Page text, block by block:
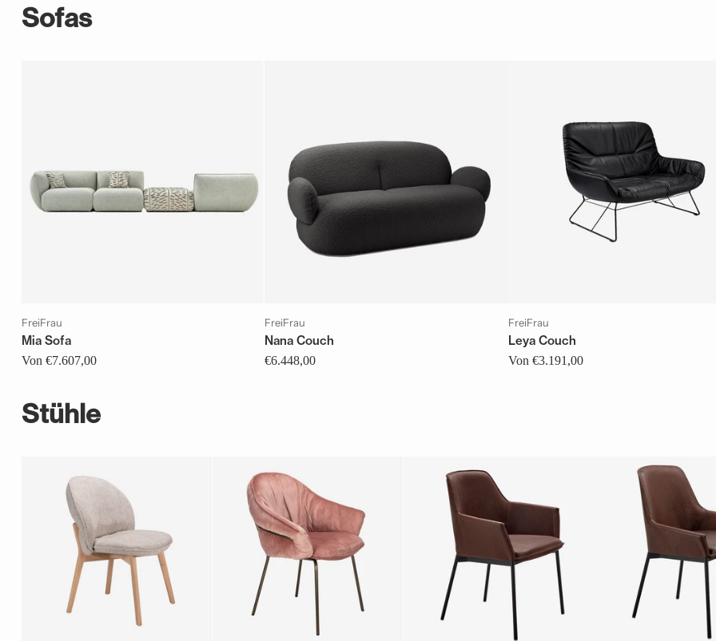
Sofas
FreiFrau
Mia Sofa
Von €7.607,00
FreiFrau
Nana Couch
€6.448,00
FreiFrau
Leya Couch
Von €3.191,00
Stühle